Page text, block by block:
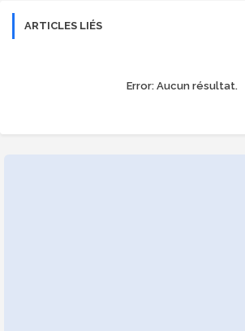
ARTICLES LIÉS
Error:Aucun résultat.